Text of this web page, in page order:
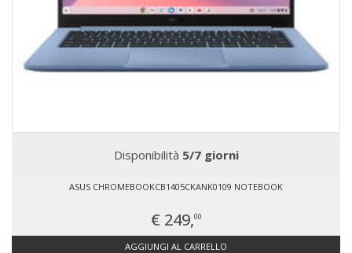
Disponibilità 5/7 giorni
ASUS CHROMEBOOKCB1405CKANK0109 NOTEBOOK
€ 249,00
AGGIUNGI AL CARRELLO